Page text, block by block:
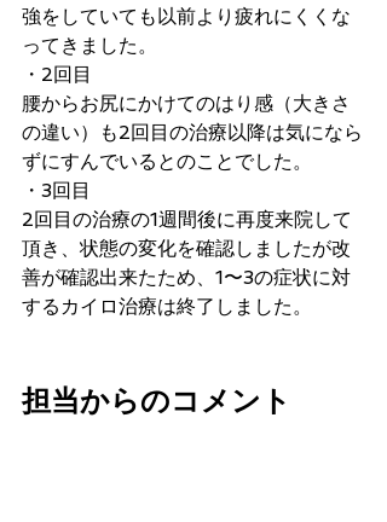
強をしていても以前より疲れにくくな
ってきました。
・2回目
腰からお尻にかけてのはり感（大きさ
の違い）も2回目の治療以降は気になら
ずにすんでいるとのことでした。
・3回目
2回目の治療の1週間後に再度来院して
頂き、状態の変化を確認しましたが改
善が確認出来たため、1〜3の症状に対
するカイロ治療は終了しました。
担当からのコメント